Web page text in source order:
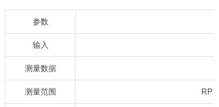
参数
输入
测量数据
测量范围 RP